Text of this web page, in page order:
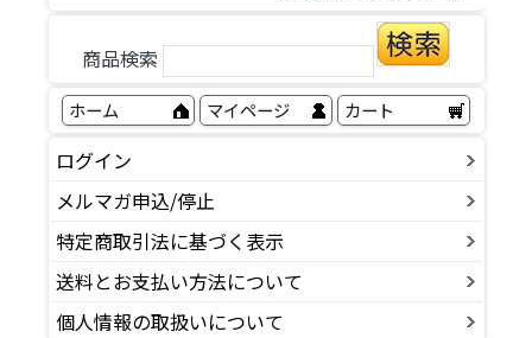
商品検索
ホーム マイページ カート
ログイン
メルマガ申込/停止
特定商取引法に基づく表示
送料とお支払い方法について
個人情報の取扱いについて